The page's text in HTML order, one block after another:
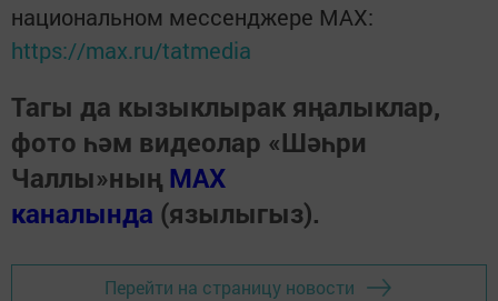
национальном мессенджере MАХ:
https://max.ru/tatmedia
Тагы да кызыклырак яңалыклар,
фото һәм видеолар «Шәһри
Чаллы»ның MAX
каналында (язылыгыз).
Перейти на страницу новости